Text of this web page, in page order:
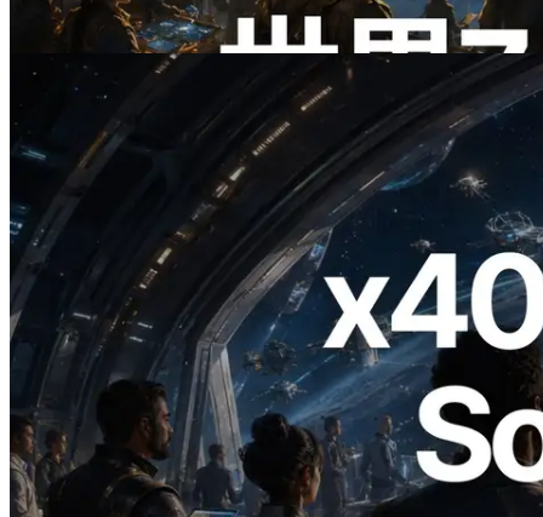
この記事を読む
2026.07.04
ERPC、x402 決済対応の Solana RPC を
公開 — AI エージェントが必要な API
にその場で支払う時代の幕開け